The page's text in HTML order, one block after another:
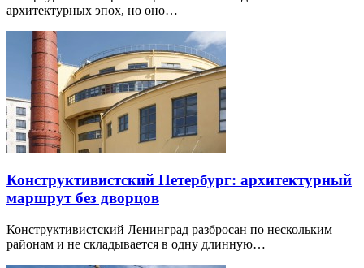
архитектурных эпох, но оно…
Конструктивистский Петербург: архитектурный
маршрут без дворцов
Конструктивистский Ленинград разбросан по нескольким
районам и не складывается в одну длинную…